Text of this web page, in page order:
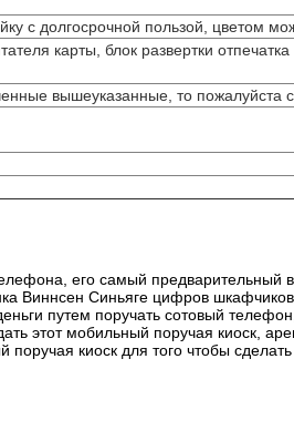
с долгосрочной пользой, цветом
карты, блок развертки
вышеуказанные, то пожалуйста
его самый предварительный
Виннсен Синьяге цифров шкафчиков
путем поручать сотовый
этот мобильный поручая киоск,
киоск для того чтобы